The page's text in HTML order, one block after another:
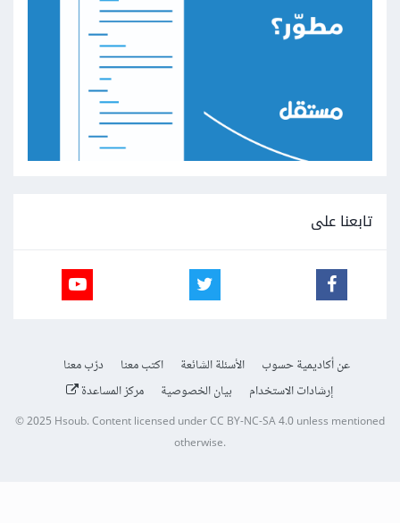
تابعنا على
عن أكاديمية حسوب الأسئلة الشائعة اكتب معنا
درّب معنا
إرشادات الاستخدام
بيان الخصوصية مركز المساعدة
© 2025 Hsoub.Content licensed underCC BY-NC-SA 4.0unless mentioned
otherwise.